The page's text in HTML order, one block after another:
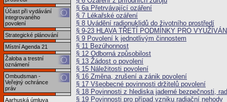
Účast při vydávání
integrovaného
povolení
Strategické plánování
Místní Agenda 21
Žaloba a trestní
oznámení
Ombudsman -
Veřejný ochránce
práv
Aarhuská úmluva
§ 6a Přetrvávající ozáření
§ 7 Lékařské ozáření
§ 8 Uvádění radionuklidů do životního prostředí
§ 9-23 HLAVA TŘETÍ PODMÍNKY PRO
§ 9 Povolení k jednotlivým činnostem
§ 11 Bezúhonnost
§ 12 Odborná způsobilost
§ 13 Žádost o povolení
§ 15 Náležitosti povolení
§ 16 Změna, zrušení a zánik povolení
§ 17 Všeobecné povinnosti držitelů povolení
§ 18 Povinnosti z hlediska jaderné bezpečnosti,
§ 19 Povinnosti pro případ vzniku radiační nehody